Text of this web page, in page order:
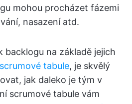
mohou procházet fázemi
nasazení atd.
backlogu na základě jejich
scrumové tabule, je skvělý
jak daleko je tým v
scrumové tabule vám